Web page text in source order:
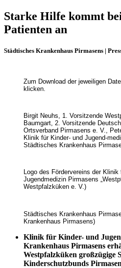
Starke Hilfe kommt
Patienten an
Städtisches Krankenhaus Pirmasens |
Zum Download der jeweiligen
klicken.
Birgit Neuhs, 1. Vorsitzende
Baumgart, 2. Vorsitzende
Ortsverband Pirmasens e. V.,
Klinik für Kinder- und Jugend-
Städtisches Krankenhaus
Logo des Fördervereins der Klinik
Jugendmedizin Pirmasens
Westpfalzküken e. V.)
Städtisches Krankenhaus
Krankenhaus Pirmasens)
Klinik für Kinder- und
Krankenhaus Pirmasens
Westpfalzküken großzügige
Kinderschutz­bunds